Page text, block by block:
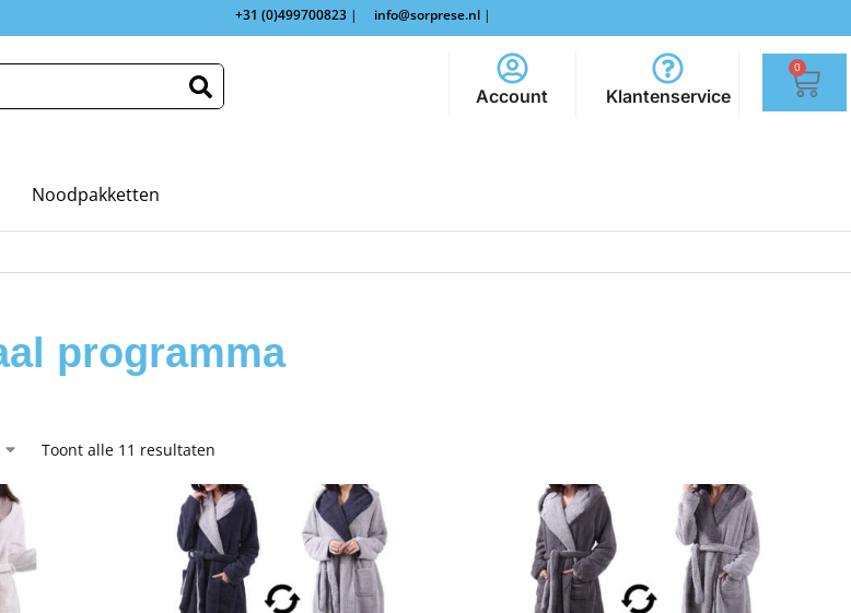
+31 (0)499700823 | info@sorprese.nl |
Account Klantenservice
0
Noodpakketten
programma
Toont alle 11 resultaten